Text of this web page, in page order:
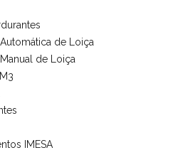
Automática de Loiça
Manual de Loiça
IMESA